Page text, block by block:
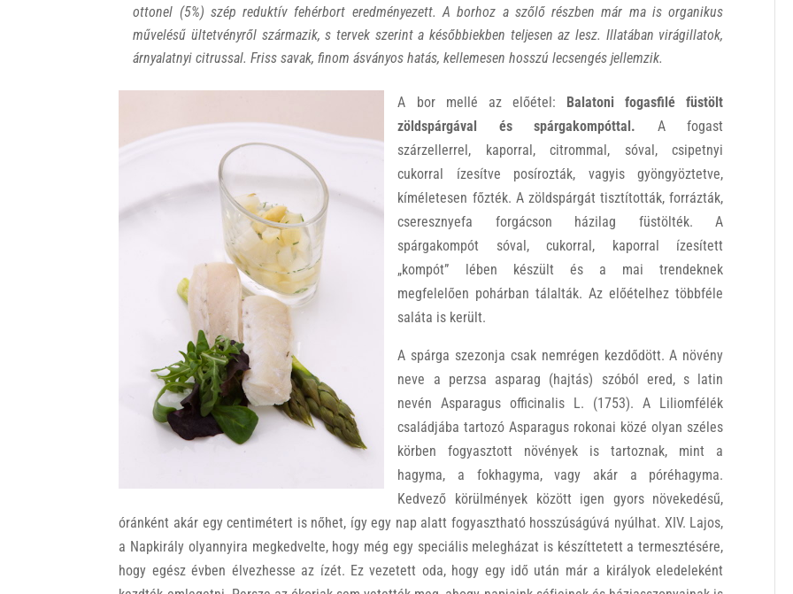
ottonel (5%) szép reduktív fehérbort eredményezett. A borhoz a szőlő részben már ma is organikus
művelésű ültetvényről származik, s tervek szerint a későbbiekben teljesen az lesz. Illatában virágillatok,
árnyalatnyi citrussal. Friss savak, finom ásványos hatás, kellemesen hosszú lecsengés jellemzik.
A bor mellé az előétel: Balatoni fogasfilé füstölt
zöldspárgával és spárgakompóttal. A fogast
szárzellerrel, kaporral, citrommal, sóval, csipetnyi
cukorral ízesítve posírozták, vagyis gyöngyöztetve,
kíméletesen főzték. A zöldspárgát tisztították, forrázták,
cseresznyefa forgácson házilag füstölték. A
spárgakompót sóval, cukorral, kaporral ízesített
„kompót” lében készült és a mai trendeknek
megfelelően pohárban tálalták. Az előételhez többféle
saláta is került.
A spárga szezonja csak nemrégen kezdődött. A növény
neve a perzsa asparag (hajtás) szóból ered, s latin
nevén Asparagus officinalis L. (1753). A Liliomfélék
családjába tartozó Asparagus rokonai közé olyan széles
körben fogyasztott növények is tartoznak, mint a
hagyma, a fokhagyma, vagy akár a póréhagyma.
Kedvező körülmények között igen gyors növekedésű,
óránként akár egy centimétert is nőhet, így egy nap alatt fogyasztható hosszúságúvá nyúlhat. XIV. Lajos,
a Napkirály olyannyira megkedvelte, hogy még egy speciális melegházat is készíttetett a termesztésére,
hogy egész évben élvezhesse az ízét. Ez vezetett oda, hogy egy idő után már a királyok eledeleként